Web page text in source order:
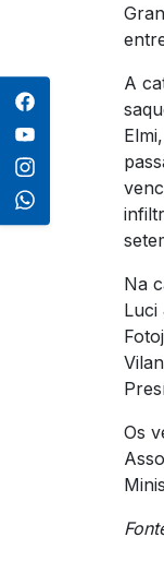
A
Na
Luci
Os